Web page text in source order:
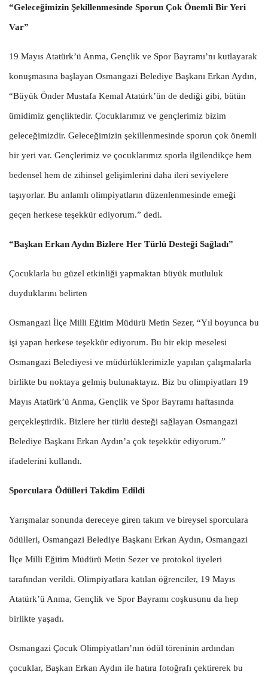
“Geleceğimizin Şekillenmesinde Sporun Çok Önemli Bir Yeri
Var”
19 Mayıs Atatürk’ü Anma, Gençlik ve Spor Bayramı’nı kutlayarak
konuşmasına başlayan Osmangazi Belediye Başkanı Erkan Aydın,
“Büyük Önder Mustafa Kemal Atatürk’ün de dediği gibi, bütün
ümidimiz gençliktedir. Çocuklarımız ve gençlerimiz bizim
geleceğimizdir. Geleceğimizin şekillenmesinde sporun çok önemli
bir yeri var. Gençlerimiz ve çocuklarımız sporla ilgilendikçe hem
bedensel hem de zihinsel gelişimlerini daha ileri seviyelere
taşıyorlar. Bu anlamlı olimpiyatların düzenlenmesinde emeği
geçen herkese teşekkür ediyorum.” dedi.
“Başkan Erkan Aydın Bizlere Her Türlü Desteği Sağladı”
Çocuklarla bu güzel etkinliği yapmaktan büyük mutluluk
duyduklarını belirten
Osmangazi İlçe Milli Eğitim Müdürü Metin Sezer, “Yıl boyunca bu
işi yapan herkese teşekkür ediyorum. Bu bir ekip meselesi
Osmangazi Belediyesi ve müdürlüklerimizle yapılan çalışmalarla
birlikte bu noktaya gelmiş bulunaktayız. Biz bu olimpiyatları 19
Mayıs Atatürk’ü Anma, Gençlik ve Spor Bayramı haftasında
gerçekleştirdik. Bizlere her türlü desteği sağlayan Osmangazi
Belediye Başkanı Erkan Aydın’a çok teşekkür ediyorum.”
ifadelerini kullandı.
Sporculara Ödülleri Takdim Edildi
Yarışmalar sonunda dereceye giren takım ve bireysel sporculara
ödülleri, Osmangazi Belediye Başkanı Erkan Aydın, Osmangazi
İlçe Milli Eğitim Müdürü Metin Sezer ve protokol üyeleri
tarafından verildi. Olimpiyatlara katılan öğrenciler, 19 Mayıs
Atatürk’ü Anma, Gençlik ve Spor Bayramı coşkusunu da hep
birlikte yaşadı.
Osmangazi Çocuk Olimpiyatları’nın ödül töreninin ardından
çocuklar, Başkan Erkan Aydın ile hatıra fotoğrafı çektirerek bu